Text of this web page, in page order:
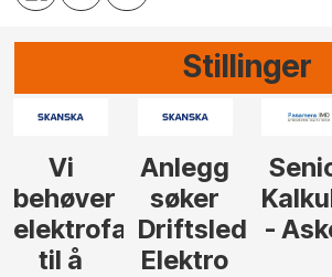
Stillinger
Senior
Kalkulatør
- Asker
Senior
Tilbudsleder
Anlegg
- Oslo